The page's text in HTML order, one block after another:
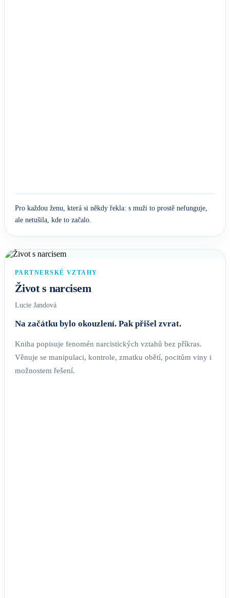
Pro každou ženu, která si někdy řekla: s muži to prostě nefunguje,
ale netušila, kde to začalo.
PARTNERSKÉ VZTAHY
Život s narcisem
Lucie Jandová
Na začátku bylo okouzlení. Pak přišel zvrat.
Kniha popisuje fenomén narcistických vztahů bez příkras.
Věnuje se manipulaci, kontrole, zmatku obětí, pocitům viny i
možnostem řešení.